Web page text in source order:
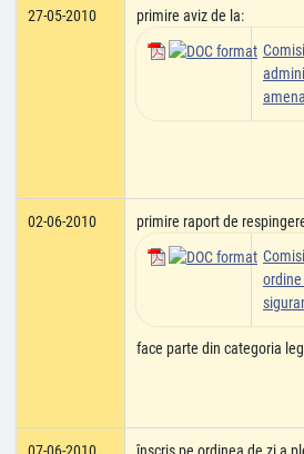
27-05-2010
primire aviz de la:
02-06-2010
primire raport de
face parte din categoria